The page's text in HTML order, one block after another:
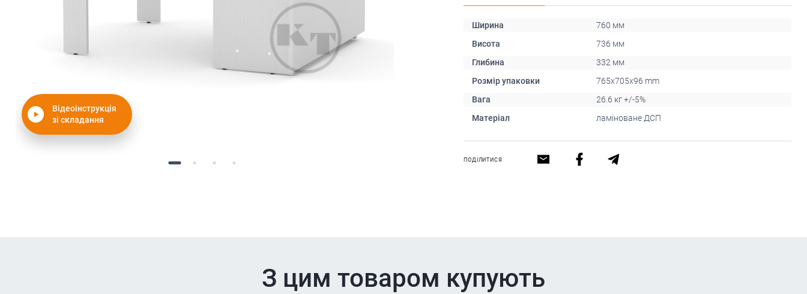
Відеоінструкція
зі складання
Ширина
760 мм
Висота
736 мм
Глибина
332 мм
Розмір упаковки
765x705x96 mm
Вага
26.6 кг +/-5%
Матеріал
ламіноване ДСП
ПОДІЛИТИСЯ
З цим товаром купують